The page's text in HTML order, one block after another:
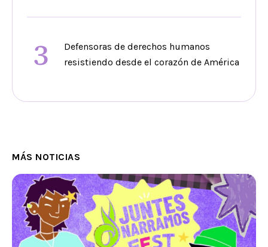
3
Defensoras de derechos humanos
resistiendo desde el corazón de América
MÁS NOTICIAS